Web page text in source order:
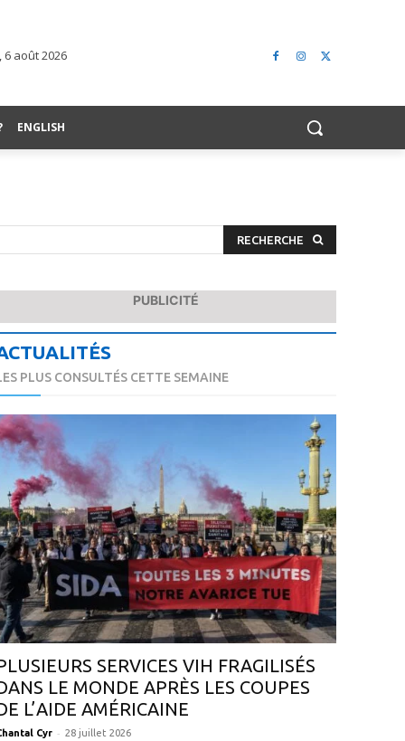
6 août 2026
ENGLISH
RECHERCHE
PUBLICITÉ
PLUS CONSULTÉS CETTE SEMAINE
SERVICES VIH FRAGILISÉS
LE MONDE APRÈS LES COUPES
L’AIDE AMÉRICAINE
Cyr - 28 juillet 2026